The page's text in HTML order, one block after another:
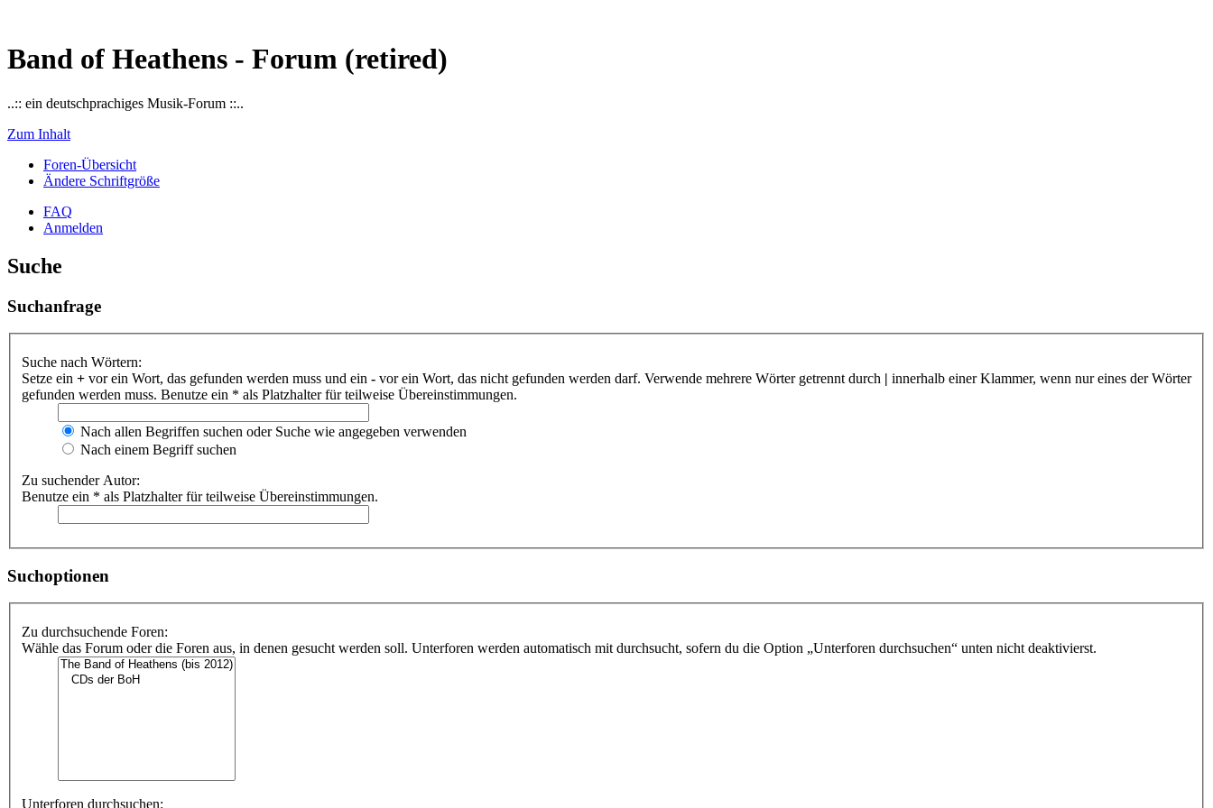
Band of Heathens - Forum (retired)
..:: ein deutschprachiges Musik-Forum ::..
Zum Inhalt
Foren-Übersicht
Ändere Schriftgröße
FAQ
Anmelden
Suche
Suchanfrage
Suche nach Wörtern:
Setze ein + vor ein Wort, das gefunden werden muss und ein - vor ein Wort, das nicht gefunden werden darf. Verwende mehrere Wörter getrennt durch | innerhalb einer Klammer, wenn nur eines der Wörter
gefunden werden muss. Benutze ein * als Platzhalter für teilweise Übereinstimmungen.
Nach allen Begriffen suchen oder Suche wie angegeben verwenden
Nach einem Begriff suchen
Zu suchender Autor:
Benutze ein * als Platzhalter für teilweise Übereinstimmungen.
Suchoptionen
Zu durchsuchende Foren:
Wähle das Forum oder die Foren aus, in denen gesucht werden soll. Unterforen werden automatisch mit durchsucht, sofern du die Option „Unterforen durchsuchen“ unten nicht deaktivierst.
Unterforen durchsuchen: